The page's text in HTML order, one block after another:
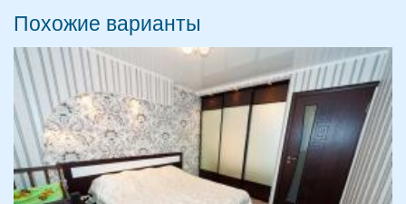
Похожие варианты